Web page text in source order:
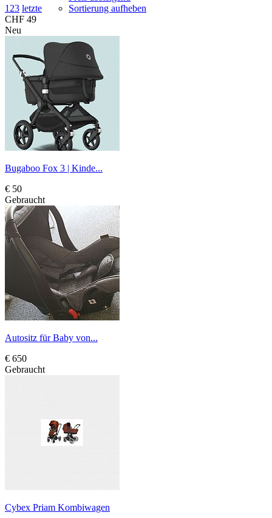
1 23 letzte
Sortierung aufheben
CHF 49
Neu
Bugaboo Fox 3 | Kinde...
€ 50
Gebraucht
Autositz für Baby von...
€ 650
Gebraucht
Cybex Priam Kombiwagen